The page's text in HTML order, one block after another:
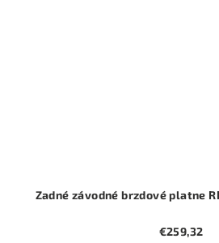
Zadné závodné brzdové platne
€259,32